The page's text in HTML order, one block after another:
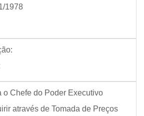
1978
o Chefe do Poder Executivo
através de Tomada de Preços